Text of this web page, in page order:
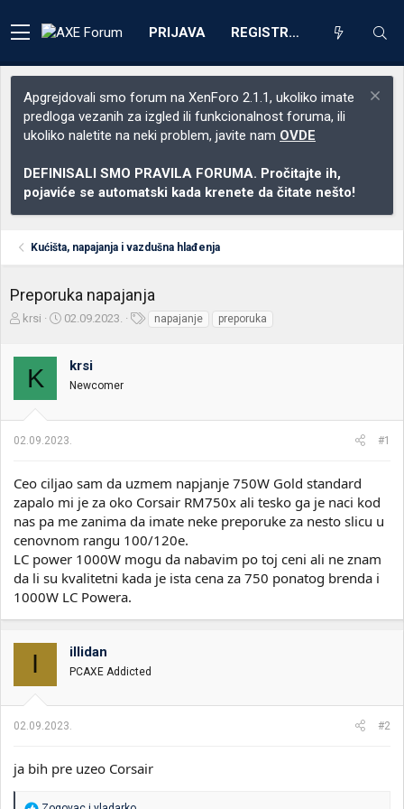
PRIJAVA REGISTRACIJA
Apgrejdovali smo forum na XenForo 2.1.1, ukoliko imate
predloga vezanih za izgled ili funkcionalnost foruma, ili
ukoliko naletite na neki problem, javite nam OVDE
DEFINISALI SMO PRAVILA FORUMA. Pročitajte ih,
pojaviće se automatski kada krenete da čitate nešto!
Kućišta, napajanja i vazdušna hlađenja
Preporuka napajanja
Z
n
t
m
krsi
D
m
r
t
j
a
02.09.2023. napajanje preporuka
K krsi
Newcomer
02.09.2023. #1
Ceo ciljao sam da uzmem napjanje 750W Gold standard
zapalo mi je za oko Corsair RM750x ali tesko ga je naci kod
nas pa me zanima da imate neke preporuke za nesto slicu u
cenovnom rangu 100/120e.
LC power 1000W mogu da nabavim po toj ceni ali ne znam
da li su kvalitetni kada je ista cena za 750 ponatog brenda i
1000W LC Powera.
I illidan
PCAXE Addicted
02.09.2023. #2
ja bih pre uzeo Corsair